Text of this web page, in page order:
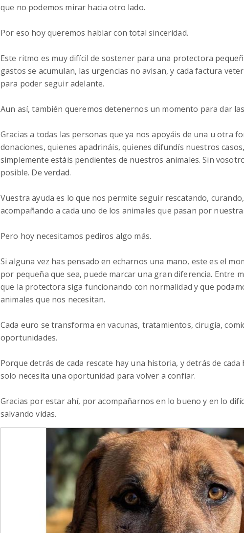
que no podemos mirar hacia otro lado.
Por eso hoy queremos hablar con total sinceridad.
Este ritmo es muy difícil de sostener para una protectora
gastos se acumulan, las urgencias no avisan, y cada factura
para poder seguir adelante.
Aun así, también queremos detenernos un momento para dar
Gracias a todas las personas que ya nos apoyáis de una u otra
donaciones, quienes apadrináis, quienes difundís nuestros
simplemente estáis pendientes de nuestros animales. Sin
posible. De verdad.
Vuestra ayuda es lo que nos permite seguir rescatando,
acompañando a cada uno de los animales que pasan por
Pero hoy necesitamos pediros algo más.
Si alguna vez has pensado en echarnos una mano, este es el
por pequeña que sea, puede marcar una gran diferencia. Entre
que la protectora siga funcionando con normalidad y que
animales que nos necesitan.
Cada euro se transforma en vacunas, tratamientos, cirugía,
oportunidades.
Porque detrás de cada rescate hay una historia, y detrás de
solo necesita una oportunidad para volver a confiar.
Gracias por estar ahí, por acompañarnos en lo bueno y en lo
salvando vidas.